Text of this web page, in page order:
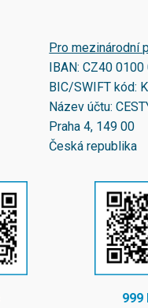
Pro mezinárodní
IBAN:CZ40
BIC/SWIFT kód:
Název účtu:
Praha 4, 149 00
Česká republika
999